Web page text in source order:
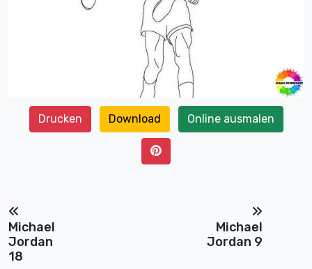
Drucken Download Online ausmalen
Michael
Jordan
18
Michael
Jordan 9